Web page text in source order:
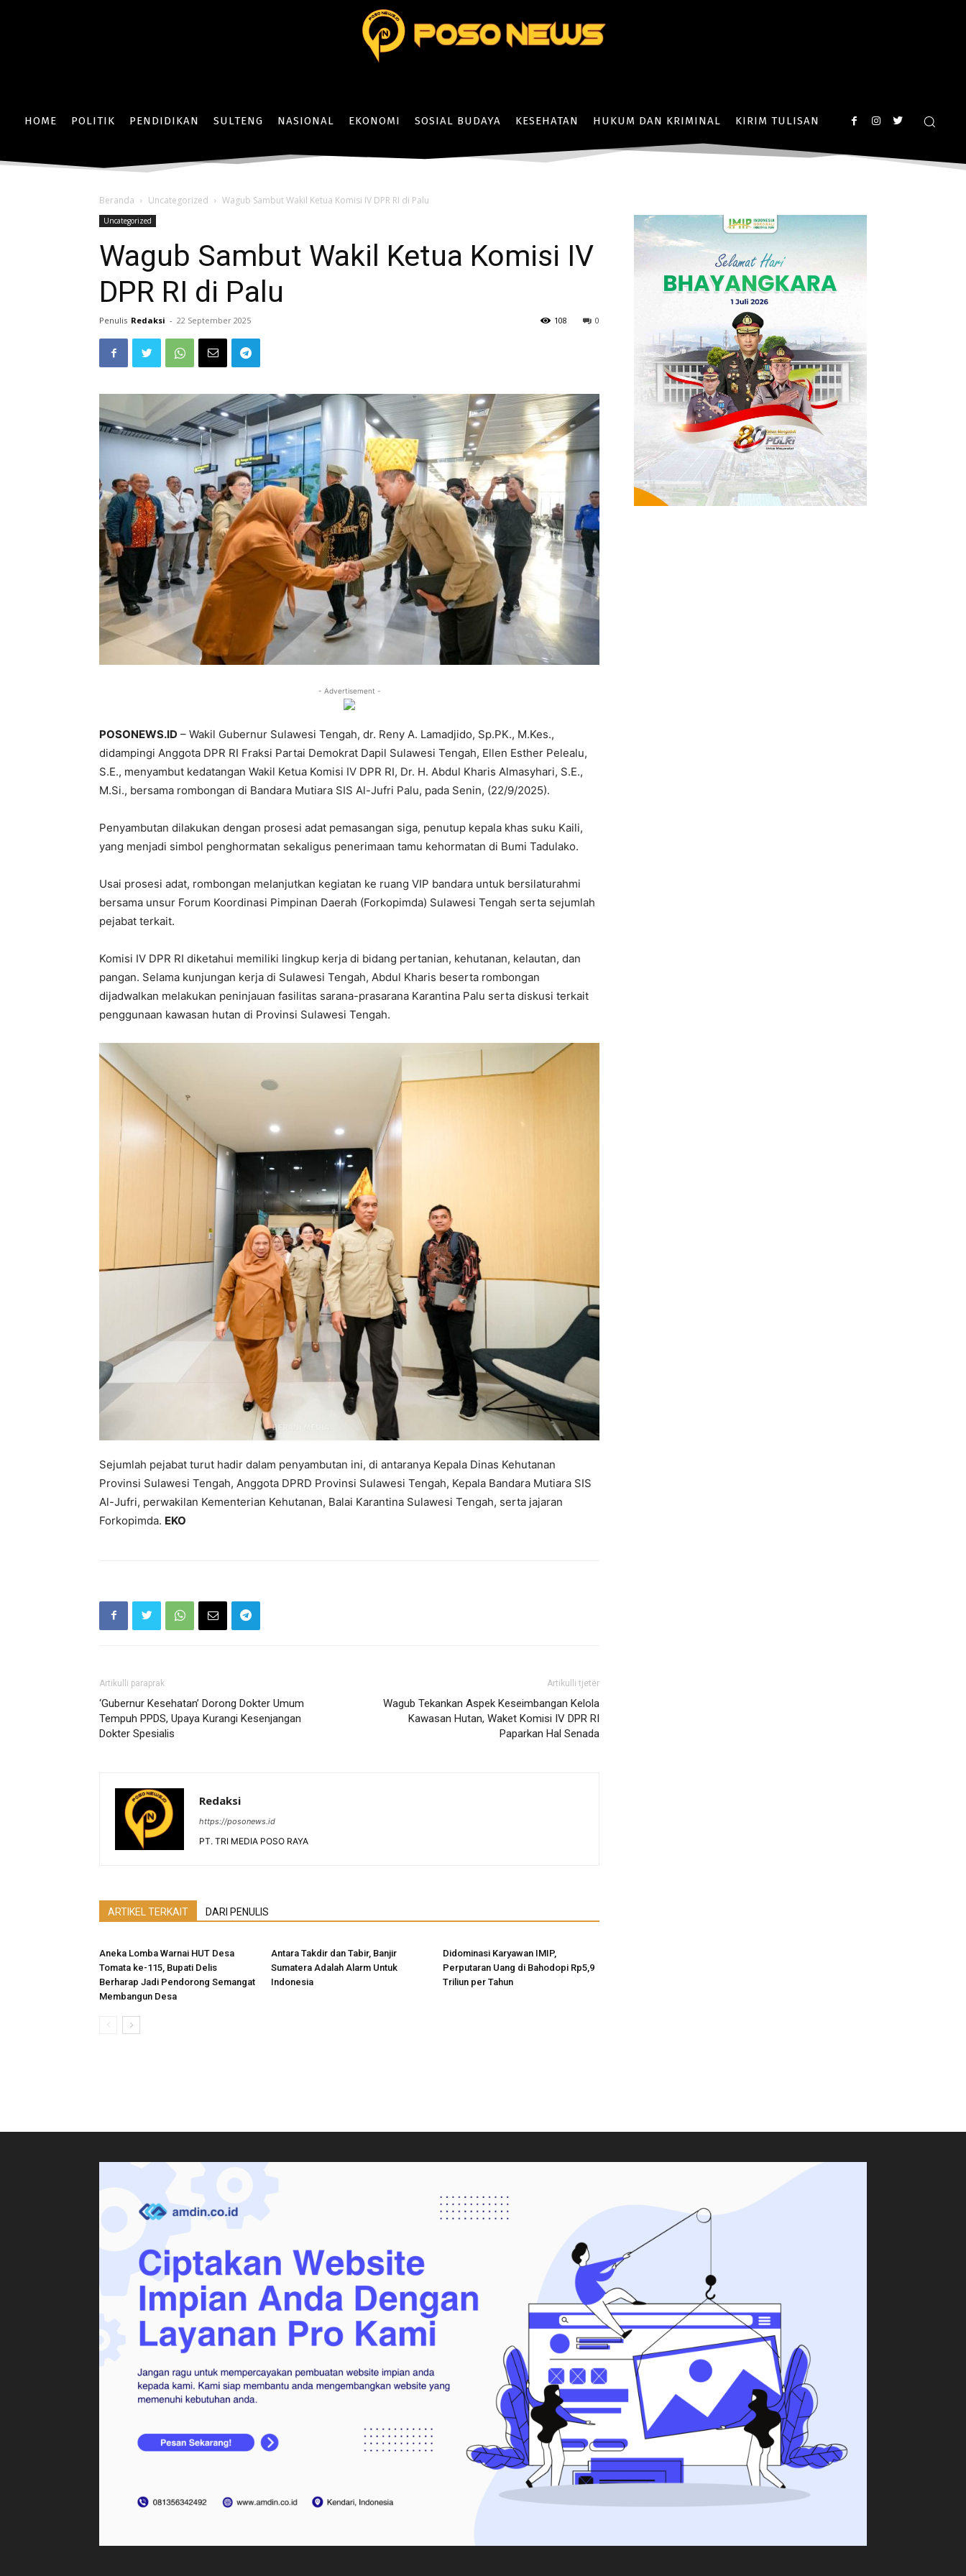
HOME POLITIK PENDIDIKAN SULTENG NASIONAL EKONOMI SOSIAL BUDAYA KESEHATAN HUKUM DAN KRIMINAL KIRIM TULISAN
Beranda Uncategorized Wagub Sambut Wakil Ketua Komisi IV DPR RI di Palu
Uncategorized
Wagub Sambut Wakil Ketua Komisi IV
DPR RI di Palu
Penulis Redaksi - 22 September 2025 0
108
- Advertisement -
POSONEWS.ID – Wakil Gubernur Sulawesi Tengah, dr. Reny A. Lamadjido, Sp.PK., M.Kes.,
didampingi Anggota DPR RI Fraksi Partai Demokrat Dapil Sulawesi Tengah, Ellen Esther Pelealu,
S.E., menyambut kedatangan Wakil Ketua Komisi IV DPR RI, Dr. H. Abdul Kharis Almasyhari, S.E.,
M.Si., bersama rombongan di Bandara Mutiara SIS Al-Jufri Palu, pada Senin, (22/9/2025).
Penyambutan dilakukan dengan prosesi adat pemasangan siga, penutup kepala khas suku Kaili,
yang menjadi simbol penghormatan sekaligus penerimaan tamu kehormatan di Bumi Tadulako.
Usai prosesi adat, rombongan melanjutkan kegiatan ke ruang VIP bandara untuk bersilaturahmi
bersama unsur Forum Koordinasi Pimpinan Daerah (Forkopimda) Sulawesi Tengah serta sejumlah
pejabat terkait.
Komisi IV DPR RI diketahui memiliki lingkup kerja di bidang pertanian, kehutanan, kelautan, dan
pangan. Selama kunjungan kerja di Sulawesi Tengah, Abdul Kharis beserta rombongan
dijadwalkan melakukan peninjauan fasilitas sarana-prasarana Karantina Palu serta diskusi terkait
penggunaan kawasan hutan di Provinsi Sulawesi Tengah.
Sejumlah pejabat turut hadir dalam penyambutan ini, di antaranya Kepala Dinas Kehutanan
Provinsi Sulawesi Tengah, Anggota DPRD Provinsi Sulawesi Tengah, Kepala Bandara Mutiara SIS
Al-Jufri, perwakilan Kementerian Kehutanan, Balai Karantina Sulawesi Tengah, serta jajaran
Forkopimda. EKO
Artikulli paraprak
‘Gubernur Kesehatan’ Dorong Dokter Umum
Tempuh PPDS, Upaya Kurangi Kesenjangan
Dokter Spesialis
Artikulli tjetër
Wagub Tekankan Aspek Keseimbangan Kelola
Kawasan Hutan, Waket Komisi IV DPR RI
Paparkan Hal Senada
Redaksi
https://posonews.id
PT. TRI MEDIA POSO RAYA
ARTIKEL TERKAIT DARI PENULIS
Aneka Lomba Warnai HUT Desa
Tomata ke-115, Bupati Delis
Berharap Jadi Pendorong Semangat
Membangun Desa
Antara Takdir dan Tabir, Banjir
Sumatera Adalah Alarm Untuk
Indonesia
Didominasi Karyawan IMIP,
Perputaran Uang di Bahodopi Rp5,9
Triliun per Tahun